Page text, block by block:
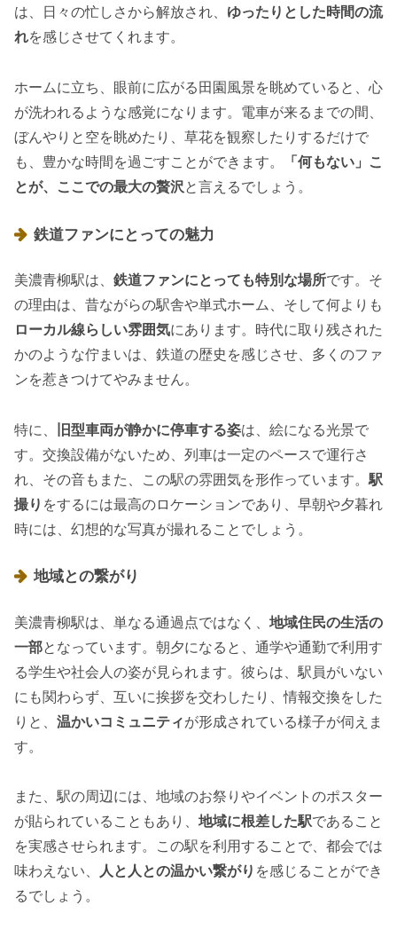
は、日々の忙しさから解放され、 ゆったりとした時間の流
れを感じさせてくれます。
ホームに立ち、眼前に広がる田園風景を眺めていると、心
が洗われるような感覚になります。電車が来るまでの間、
ぼんやりと空を眺めたり、草花を観察したりするだけで
も、豊かな時間を過ごすことができます。
「何もない」こ
とが、ここでの最大の贅沢と言えるでしょう。
鉄道ファンにとっての魅力
美濃青柳駅は、 鉄道ファンにとっても特別な場所です。そ
の理由は、昔ながらの駅舎や単式ホーム、そして何よりも
ローカル線らしい雰囲気にあります。時代に取り残された
かのような佇まいは、鉄道の歴史を感じさせ、多くのファ
ンを惹きつけてやみません。
特に、 旧型車両が静かに停車する姿は、絵になる光景で
す。交換設備がないため、列車は一定のペースで運行さ
れ、その音もまた、この駅の雰囲気を形作っています。 駅
撮り をするには最高のロケーションであり、早朝や夕暮れ
時には、幻想的な写真が撮れることでしょう。
地域との繋がり
美濃青柳駅は、単なる通過点ではなく、 地域住民の生活の
一部となっています。朝夕になると、通学や通勤で利用す
る学生や社会人の姿が見られます。彼らは、駅員がいない
にも関わらず、互いに挨拶を交わしたり、情報交換をした
りと、 温かいコミュニティが形成されている様子が伺えま
す。
また、駅の周辺には、地域のお祭りやイベントのポスター
が貼られていることもあり、 地域に根差した駅であること
を実感させられます。この駅を利用することで、都会では
味わえない、
人と人との温かい繋がり を感じることができ
るでしょう。